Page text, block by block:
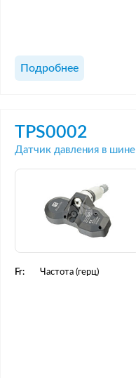
Подробнее
TPS0002
Датчик давления в шине
Fr: Частота (герц)